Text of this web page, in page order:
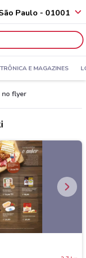
Paulo - 01001
E MAGAZINES
no flyer